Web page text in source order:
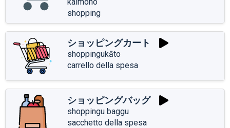
shopping
ショッピングカート
shoppingukāto
carrello della spesa
ショッピングバッグ
shoppingu baggu
sacchetto della spesa